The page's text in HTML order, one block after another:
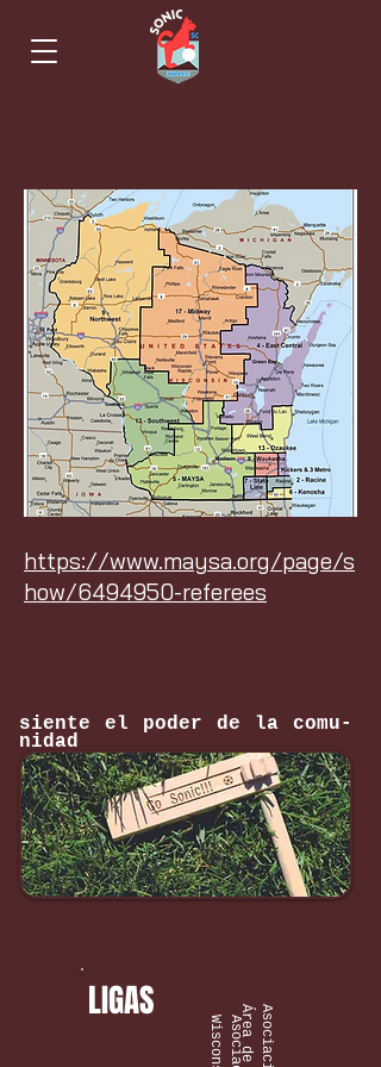
https://www.maysa.org/page/s
how/6494950-referees
siente el poder de la comu-
nidad
LIGAS